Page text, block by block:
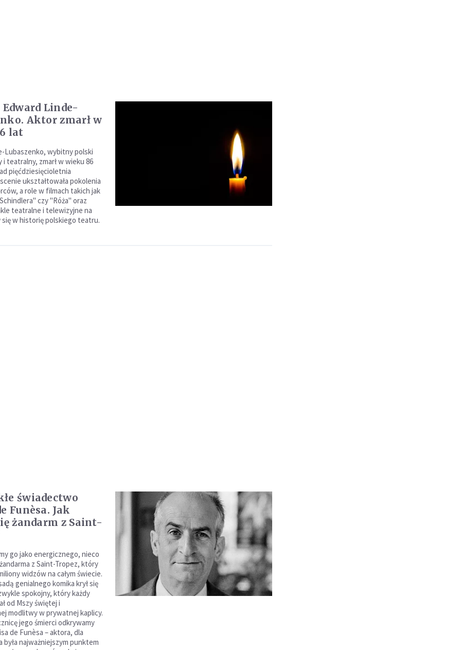
Linde-
Aktor zmarł w
lat
Lubaszenko, wybitny polski
teatralny, zmarł w wieku 86
pięćdziesięcioletnia
ukształtowała pokolenia
a role w filmach takich jak
czy "Róża" oraz
teatralne i telewizyjne na
się w historię polskiego teatru.
świadectwo
Funèsa. Jak
żandarm z Saint-
go jako energicznego, nieco
z Saint-Tropez, który
widzów na całym świecie.
genialnego komika krył się
spokojny, który każdy
od Mszy świętej i
modlitwy w prywatnej kaplicy.
jego śmierci odkrywamy
de Funèsa – aktora, dla
była najważniejszym punktem